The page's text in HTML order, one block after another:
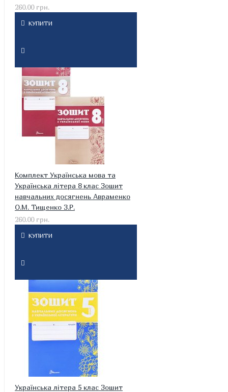
260.00 грн.
КУПИТИ
Комплект Українська мова та
Українська літера 8 клас Зошит
навчальних досягнень Авраменко
О.М. Тищенко З.Р.
260.00 грн.
КУПИТИ
Українська літера 5 клас Зошит